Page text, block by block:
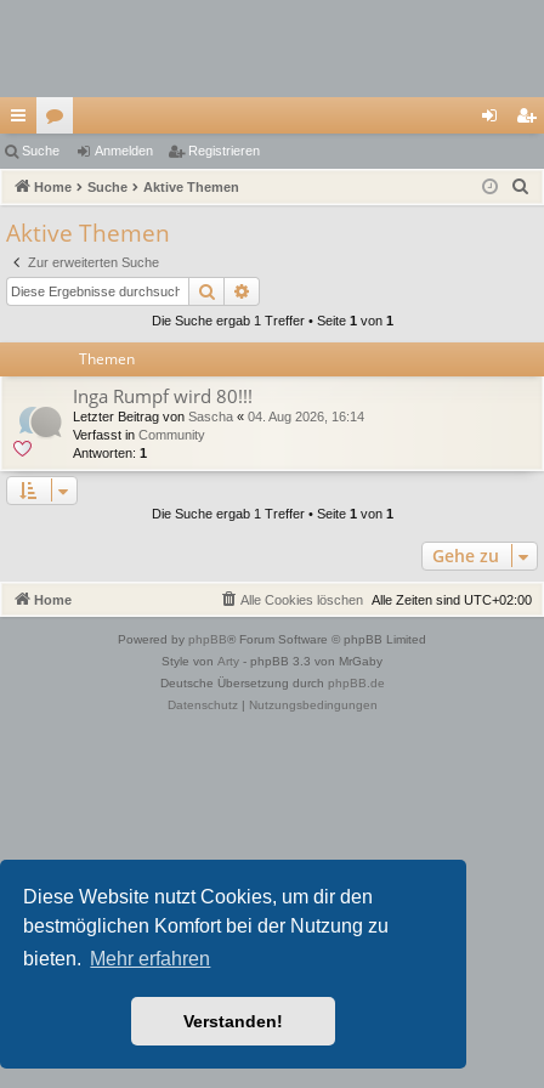
Diese Website nutzt Cookies, um dir den
bestmöglichen Komfort bei der Nutzung zu
bieten. Mehr erfahren
Verstanden!
ch
ne
llz
ug
riff
or
en m ist
Suche Anmelden Registrieren
Home Suche Aktive Themen
Aktive Themen
Zur erweiterten Suche
Suche
Die Suche ergab 1 Treffer • Seite 1 von 1
Themen
Inga Rumpf wird 80!!!
Letzter Beitrag von Sascha « 04. Aug 2026, 16:14
Verfasst in Community
Antworten: 1
Die Suche ergab 1 Treffer • Seite 1 von 1
Gehe zu
Home Alle Zeiten sind UTC+02:00
Alle Cookies löschen
Powered by phpBB® Forum Software © phpBB Limited
Style von Arty - phpBB 3.3 von MrGaby
Deutsche Übersetzung durch phpBB.de
Datenschutz| Nutzungsbedingungen